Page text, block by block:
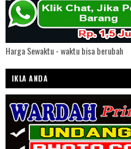
Harga Sewaktu - waktu bisa berubah
IKLA ANDA